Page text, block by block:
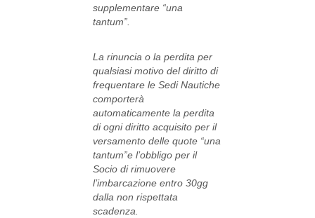
supplementare “una
tantum”.
La rinuncia o la perdita per
qualsiasi motivo del diritto di
frequentare le Sedi Nautiche
comporterà
automaticamente la perdita
di ogni diritto acquisito per il
versamento delle quote “una
tantum”e l’obbligo per il
Socio di rimuovere
l’imbarcazione entro 30gg
dalla non rispettata
scadenza.